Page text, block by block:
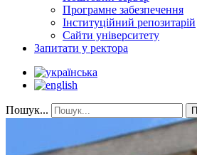
Програмне забезпечення
Інституційний репозитарій
Сайти університету
Запитати у ректора
Пошук...